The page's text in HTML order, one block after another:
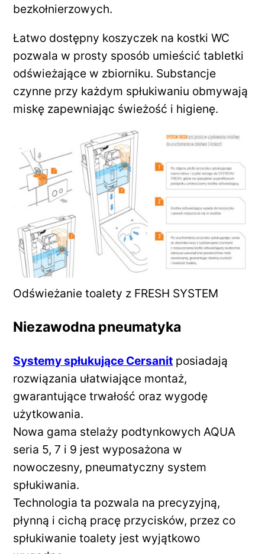
bezkołnierzowych.
Łatwo dostępny koszyczek na kostki WC
pozwala w prosty sposób umieścić tabletki
odświeżające w zbiorniku. Substancje
czynne przy każdym spłukiwaniu obmywają
miskę zapewniając świeżość i higienę.
Odświeżanie toalety z FRESH SYSTEM
Niezawodna pneumatyka
Systemy spłukujące Cersanit posiadają
rozwiązania ułatwiające montaż,
gwarantujące trwałość oraz wygodę
użytkowania.
Nowa gama stelaży podtynkowych AQUA
seria 5, 7 i 9 jest wyposażona w
nowoczesny, pneumatyczny system
spłukiwania.
Technologia ta pozwala na precyzyjną,
płynną i cichą pracę przycisków, przez co
spłukiwanie toalety jest wyjątkowo